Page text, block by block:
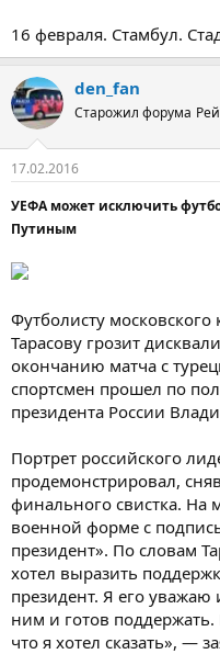
16 февраля. Стамбул.
den_fan
Старожил форума
17.02.2016
УЕФА может исключить
Путиным
Футболисту
Тарасову грозит
окончанию матча с
спортсмен прошел по
президента России
Портрет российского
продемонстрировал,
финального свистка. На
военной форме с
президент». По словам
хотел выразить
президент. Я его уважаю
ним и готов
что я хотел сказать», —